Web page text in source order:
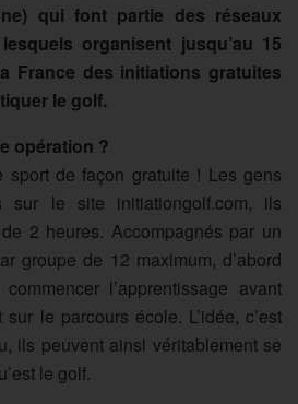
qui font partie des réseaux
organisent jusqu’au 15
France des initiations gratuites
le golf.
opération ?
sport de façon gratuite ! Les gens
sur le site initiationgolf.com, ils
2 heures. Accompagnés par un
groupe de 12 maximum, d’abord
l’apprentissage avant
le parcours école. L’idée, c’est
ils peuvent ainsi véritablement se
le golf.